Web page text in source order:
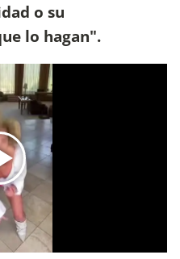
o su
lo hagan".